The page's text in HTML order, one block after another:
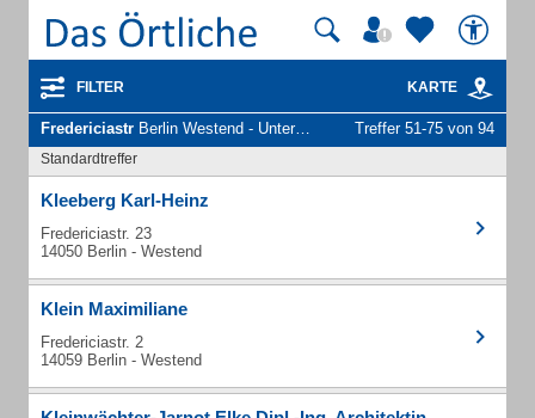
FILTER KARTE
Fredericiastr Berlin Westend - Unternehmen und Personen Treffer 51-75 von 94
Standardtreffer
Kleeberg Karl-Heinz
Fredericiastr. 23
14050 Berlin - Westend
Klein Maximiliane
Fredericiastr. 2
14059 Berlin - Westend